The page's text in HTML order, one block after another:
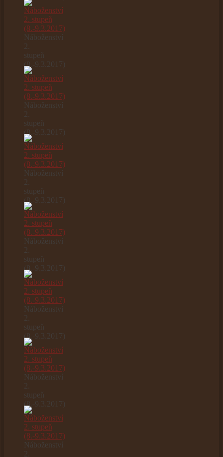
Náboženství
2.
stupeň
(8.-9.3.2017)
Náboženství
2.
stupeň
(8.-9.3.2017)
Náboženství
2.
stupeň
(8.-9.3.2017)
Náboženství
2.
stupeň
(8.-9.3.2017)
Náboženství
2.
stupeň
(8.-9.3.2017)
Náboženství
2.
stupeň
(8.-9.3.2017)
Náboženství
2.